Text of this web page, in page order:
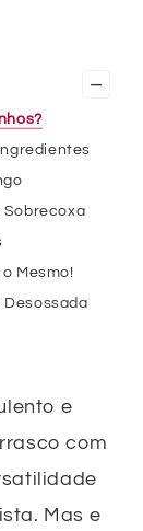
–
Sobrecoxa
Mesmo!
Desossada
e
com
Mas e